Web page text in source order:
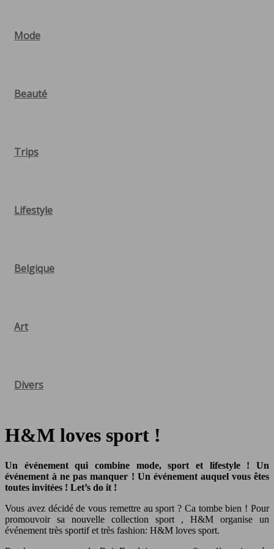
Mode
Beauté
Trips
Lifestyle
Belgique
Art
Divers
H&M loves sport !
Un événement qui combine mode, sport et lifestyle ! Un
événement à ne pas manquer ! Un événement auquel vous êtes
toutes invitées ! Let’s do it !
Vous avez décidé de vous remettre au sport ? Ca tombe bien ! Pour
promouvoir sa nouvelle collection sport , H&M organise un
événement très sportif et très fashion: H&M loves sport.